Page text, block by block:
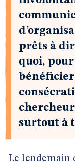
prêts à
quoi,
bénéficier
surtout à
Le lendemain